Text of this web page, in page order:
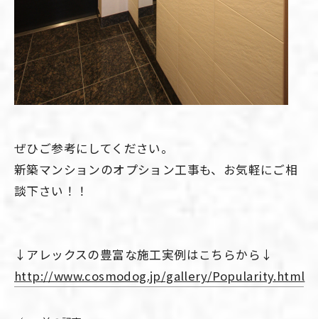
ぜひご参考にしてください。
新築マンションのオプション工事も、お気軽にご相
談下さい！！
↓アレックスの豊富な施工実例はこちらから↓
http://www.cosmodog.jp/gallery/Popularity.html